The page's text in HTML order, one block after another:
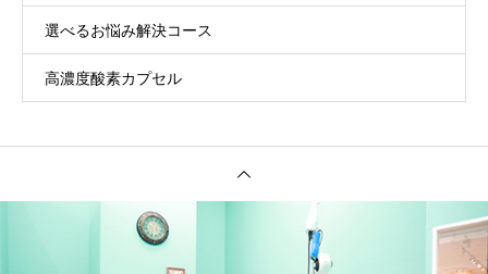
選べるお悩み解決コース
高濃度酸素カプセル